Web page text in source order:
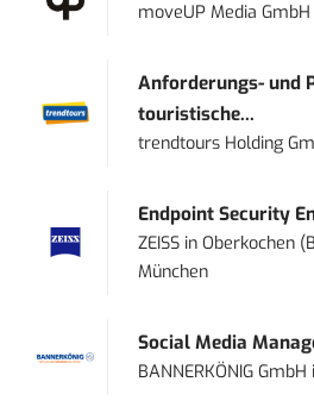
moveUP Media GmbH
Anforderungs- und
touristische...
trendtours Holding
Endpoint Security
ZEISS inOberkochen
München
Social Media
BANNERKÖNIG GmbH